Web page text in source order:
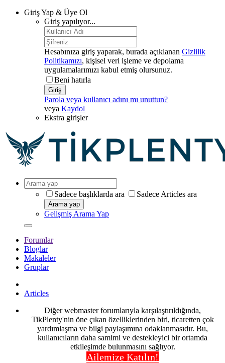
Giriş Yap & Üye Ol
Giriş yapılıyor...
Hesabınıza giriş yaparak, burada açıklanan Gizlilik
Politikamızı, kişisel veri işleme ve depolama
uygulamalarımızı kabul etmiş olursunuz.
Beni hatırla
Giriş
Parola veya kullanıcı adını mı unuttun?
veya Kaydol
Ekstra girişler
Sadece başlıklarda ara Sadece Articles ara
Arama yap
Gelişmiş Arama Yap
Forumlar
Bloglar
Makaleler
Gruplar
Articles
Diğer webmaster forumlarıyla karşılaştırıldığında,
TikPlenty'nin öne çıkan özelliklerinden biri, ticaretten çok
yardımlaşma ve bilgi paylaşımına odaklanmasıdır. Bu,
kullanıcıların daha samimi ve destekleyici bir ortamda
etkileşimde bulunmasını sağlıyor.
Ailemize Katılın!